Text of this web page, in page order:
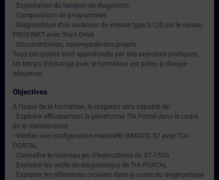
- Exploitation du tampon de diagnostic
- Comparaison de programmes
- Diagnostique d'un variateur de vitesse type G120 sur le réseau
PROFINET avec Start Drive
- Documentation, sauvegarde des projets
Tous ces points sont approfondis par des exercices pratiques.
Un temps d’échange avec le formateur est prévu à chaque
séquence.
Objectives
A l’issue de la formation, le stagiaire sera capable de :
- Exploiter efficacement la plateforme TIA Portal dans le cadre
de la maintenance
- Vérifier une configuration matérielle SIMATIC S7 avec TIA-
PORTAL
- Connaître le nouveau jeu d'instructions du S7-1500
- Exploiter les outils de diagnostique de TIA-PORTAL
- Exploiter les références croisées dans le cadre du diagnostique